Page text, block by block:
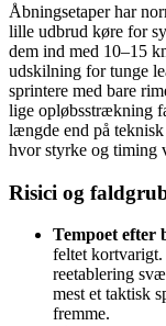
Åbningsetaper har
lille udbrud køre for
dem ind med 10–15
udskilning for tunge
sprintere med bare
lige opløbsstrækning
længde end på
hvor styrke og timing
Risici og
Tempoet efter
feltet kortvarigt.
reetablering
mest et taktisk
fremme.